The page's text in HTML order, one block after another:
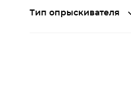
Тип опрыскивателя